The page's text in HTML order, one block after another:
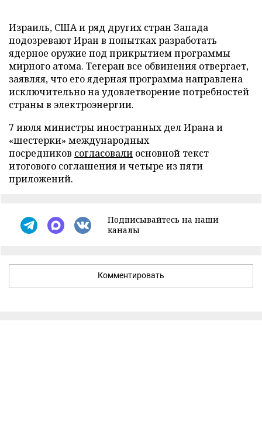
Израиль, США и ряд других стран Запада
подозревают Иран в попытках разработать
ядерное оружие под прикрытием программы
мирного атома. Тегеран все обвинения отвергает,
заявляя, что его ядерная программа направлена
исключительно на удовлетворение потребностей
страны в электроэнергии.
7 июля министры иностранных дел Ирана и
«шестерки» международных
посредников согласовали основной текст
итогового соглашения и четыре из пяти
приложений.
Подписывайтесь на наши
каналы
Комментировать